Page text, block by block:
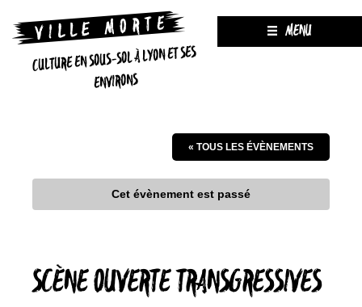
CULTURE EN SOUS-SOL À LYON ET SES
ENVIRONS
MENU
« TOUS LES ÉVÈNEMENTS
Cet évènement est passé
SCÈNE OUVERTE TRANSGRESSIVES